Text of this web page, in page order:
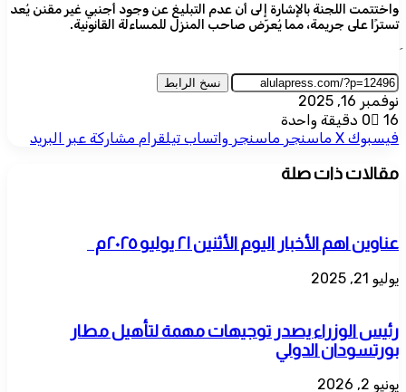
واختتمت اللجنة بالإشارة إلى أن عدم التبليغ عن وجود أجنبي غير مقنن يُعد
تسترًا على جريمة، مما يُعرّض صاحب المنزل للمساءلة القانونية.
نسخ الرابط
نوفمبر 16, 2025
0
16
دقيقة واحدة
فيسبوك ‫X ماسنجر ماسنجر واتساب تيلقرام مشاركة عبر البريد
مقالات ذات صلة
عناوين اهم الأخبار اليوم الأثنين ٢١ يوليو ٢٠٢٥م
يوليو 21, 2025
رئيس الوزراء يصدر توجيهات مهمة لتأهيل مطار
بورتسودان الدولي
يونيو 2, 2026